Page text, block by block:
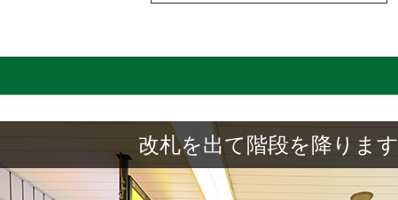
改札を出て階段を降ります